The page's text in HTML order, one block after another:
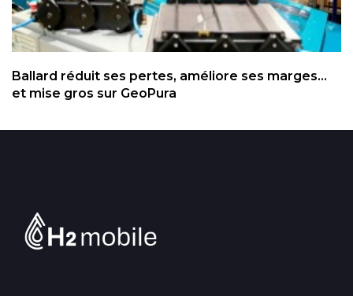
Ballard réduit ses pertes, améliore ses marges...
et mise gros sur GeoPura